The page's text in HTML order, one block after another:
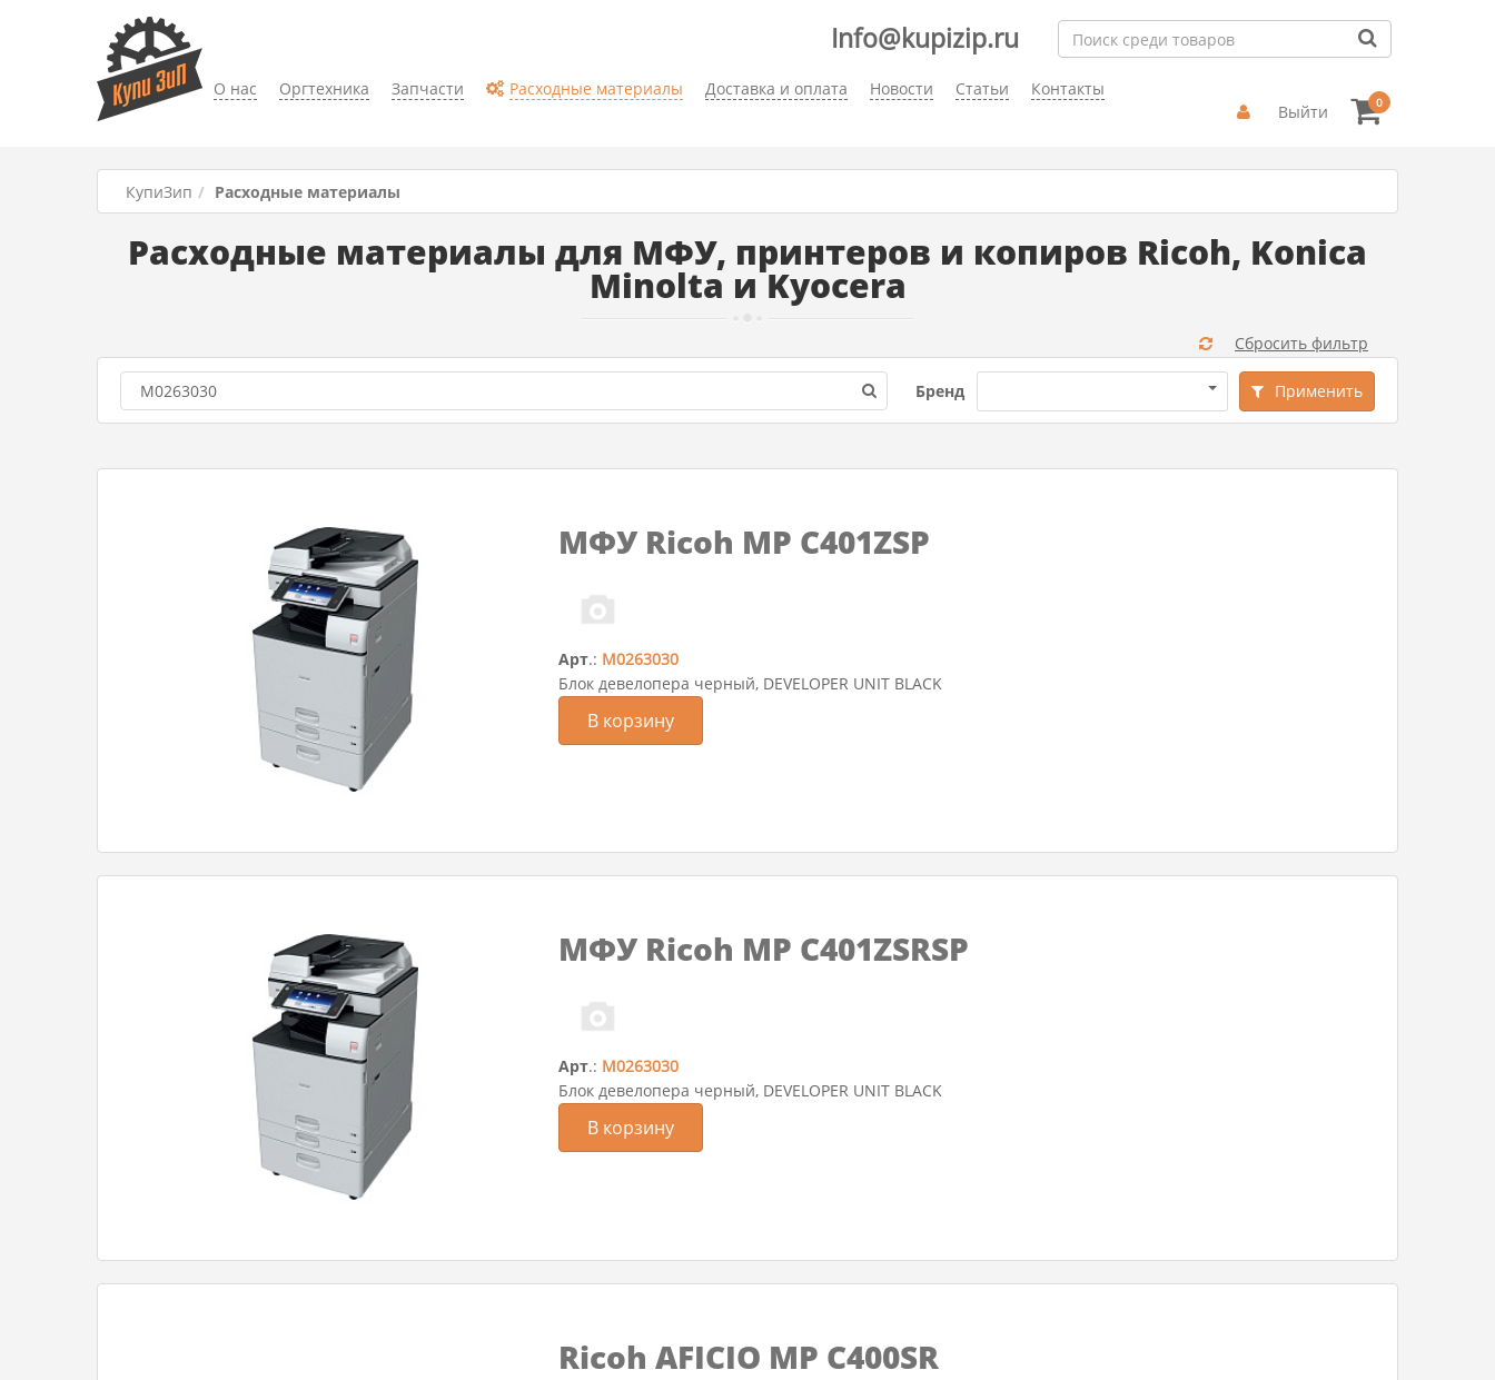
О нас Оргтехника Запчасти Расходные материалы Доставка и оплата Новости Статьи Контакты
Info@kupizip.ru
Выйти 0
КупиЗип Расходные материалы
Расходные материалы для МФУ, принтеров и копиров Ricoh, Konica
Minolta и Kyocera
Бренд Применить
Сбросить фильтр
МФУ Ricoh MP C401ZSP
Арт.: M0263030
Блок девелопера черный, DEVELOPER UNIT BLACK
В корзину
МФУ Ricoh MP C401ZSRSP
Арт.: M0263030
Блок девелопера черный, DEVELOPER UNIT BLACK
В корзину
Ricoh AFICIO MP C400SR